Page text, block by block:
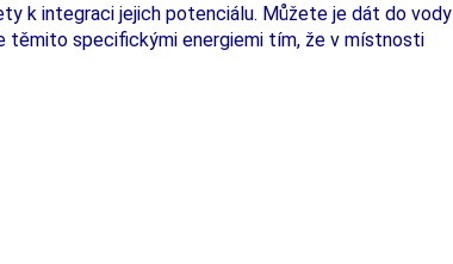
k integraci jejich potenciálu. Můžete je dát do vody
těmito specifickými energiemi tím, že v místnosti